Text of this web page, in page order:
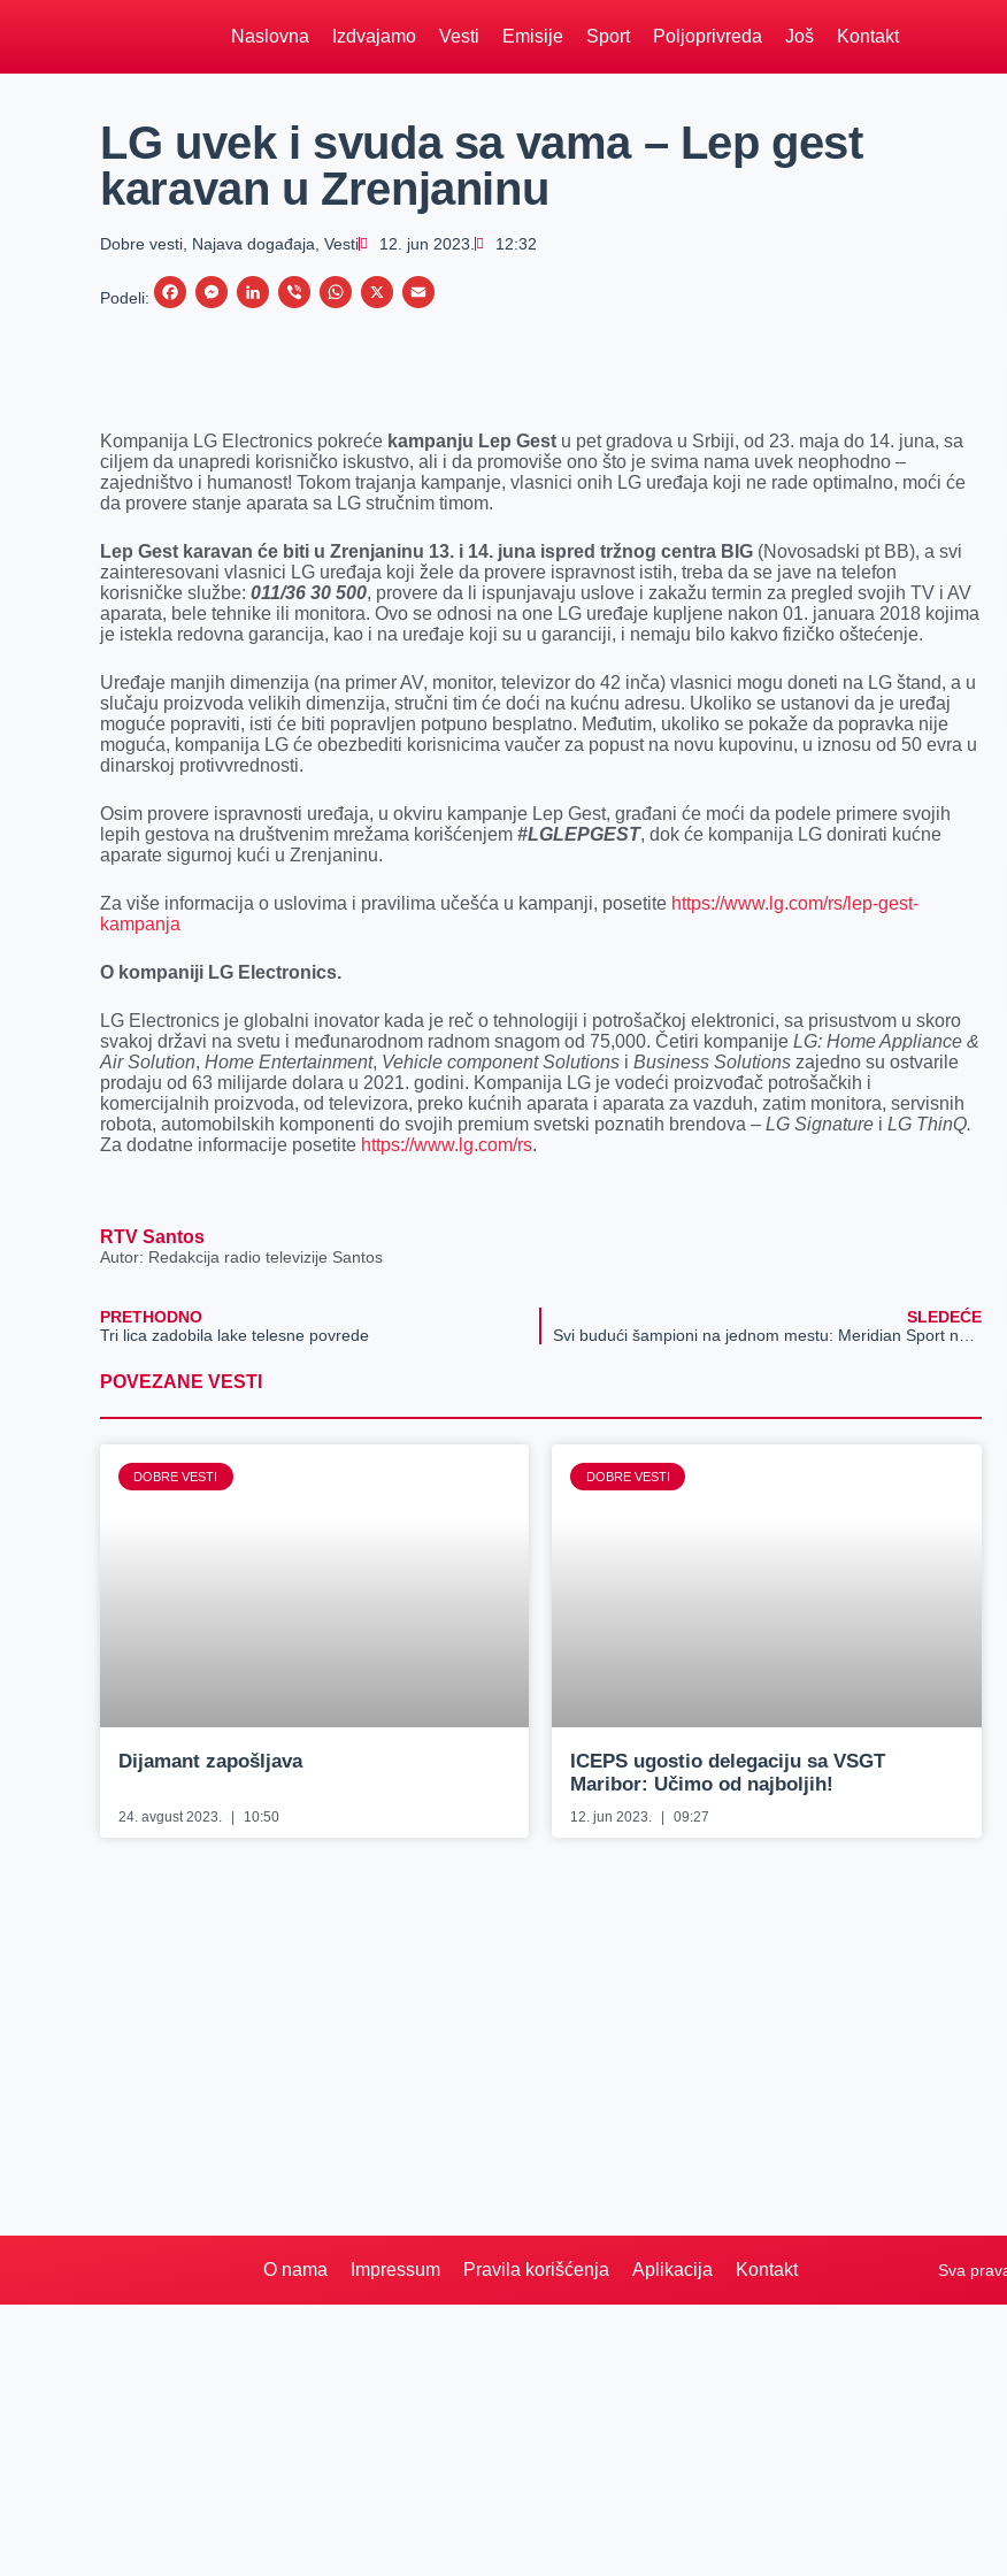
Naslovna Izdvajamo Vesti Emisije Sport Poljoprivreda Još Kontakt
LG uvek i svuda sa vama – Lep gest
karavan u Zrenjaninu
Dobre vesti Najava događaja ,Vesti 12. jun 2023. 12:32
Podeli:
F
o
o
M
n
g
e
r
L
d
I
V
W
A
p
X
Kompanija LG Electronics pokreće kampanju Lep Gest u pet gradova u Srbiji, od 23. maja do 14. juna, sa
ciljem da unapredi korisničko iskustvo, ali i da promoviše ono što je svima nama uvek neophodno –
zajedništvo i humanost! Tokom trajanja kampanje, vlasnici onih LG uređaja koji ne rade optimalno, moći će
da provere stanje aparata sa LG stručnim timom.
Lep Gest karavan će biti u Zrenjaninu 13. i 14. juna ispred tržnog centra BIG (Novosadski pt BB), a svi
zainteresovani vlasnici LG uređaja koji žele da provere ispravnost istih, treba da se jave na telefon
korisničke službe:011/36 30 500, provere da li ispunjavaju uslove i zakažu termin za pregled svojih TV i AV
aparata, bele tehnike ili monitora. Ovo se odnosi na one LG uređaje kupljene nakon 01. januara 2018 kojima
je istekla redovna garancija, kao i na uređaje koji su u garanciji, i nemaju bilo kakvo fizičko oštećenje.
Uređaje manjih dimenzija (na primer AV, monitor, televizor do 42 inča) vlasnici mogu doneti na LG štand, a u
slučaju proizvoda velikih dimenzija, stručni tim će doći na kućnu adresu. Ukoliko se ustanovi da je uređaj
moguće popraviti, isti će biti popravljen potpuno besplatno. Međutim, ukoliko se pokaže da popravka nije
moguća, kompanija LG će obezbediti korisnicima vaučer za popust na novu kupovinu, u iznosu od 50 evra u
dinarskoj protivvrednosti.
Osim provere ispravnosti uređaja, u okviru kampanje Lep Gest, građani će moći da podele primere svojih
lepih gestova na društvenim mrežama korišćenjem#LGLEPGEST, dok će kompanija LG donirati kućne
aparate sigurnoj kući u Zrenjaninu.
Za više informacija o uslovima i pravilima učešća u kampanji, posetite https://www.lg.com/rs/lep-gest-
kampanja
O kompaniji LG Electronics.
LG Electronics je globalni inovator kada je reč o tehnologiji i potrošačkoj elektronici, sa prisustvom u skoro
svakoj državi na svetu i međunarodnom radnom snagom od 75,000. Četiri kompanijeLG: Home Appliance &
Air Solution,Home Entertainment, Vehicle component Solutions iBusiness Solutions zajedno su ostvarile
prodaju od 63 milijarde dolara u 2021. godini. Kompanija LG je vodeći proizvođač potrošačkih i
komercijalnih proizvoda, od televizora, preko kućnih aparata i aparata za vazduh, zatim monitora, servisnih
robota, automobilskih komponenti do svojih premium svetski poznatih brendova –LG Signature iLG ThinQ.
Za dodatne informacije posetite https://www.lg.com/rs.
RTV Santos
Autor: Redakcija radio televizije Santos
PRETHODNO
Tri lica zadobila lake telesne povrede
SLEDEĆE
POVEZANE VESTI
DOBRE VESTI
Dijamant zapošljava
24. avgust 2023. 10:50
DOBRE VESTI
ICEPS ugostio delegaciju sa VSGT
Maribor: Učimo od najboljih!
12. jun 2023. 09:27
O nama Impressum Pravila korišćenja Aplikacija Kontakt Sva